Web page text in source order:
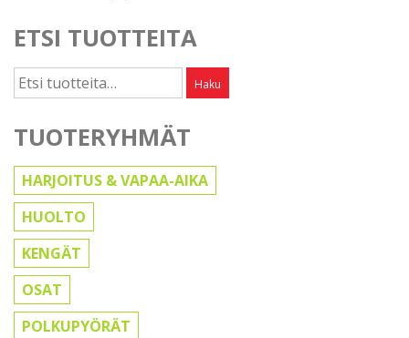
ETSI TUOTTEITA
Etsi: Haku
TUOTERYHMÄT
HARJOITUS & VAPAA-AIKA
HUOLTO
KENGÄT
OSAT
POLKUPYÖRÄT